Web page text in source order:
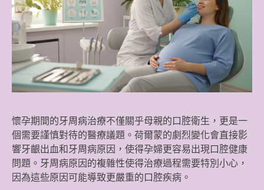
懷孕期間的牙周病治療不僅關乎母親的口腔衛生，更是一
個需要謹慎對待的醫療議題。荷爾蒙的劇烈變化會直接影
響牙齦出血和牙周病原因，使得孕婦更容易出現口腔健康
問題。牙周病原因的複雜性使得治療過程需要特別小心，
因為這些原因可能導致更嚴重的口腔疾病。